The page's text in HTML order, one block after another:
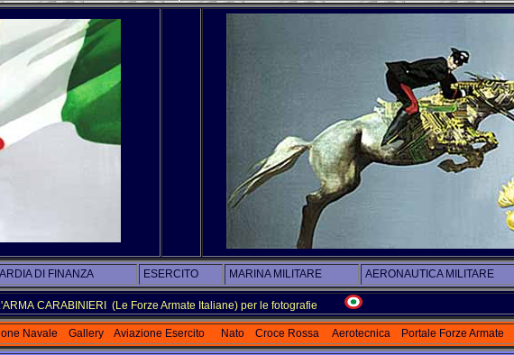
DI FINANZA ESERCITO MARINA MILITARE AERONAUTICA MILITARE
CARABINIERI (Le Forze Armate Italiane) per le fotografie
Navale Gallery Aviazione Esercito Nato Croce Rossa Aerotecnica Portale Forze Armate